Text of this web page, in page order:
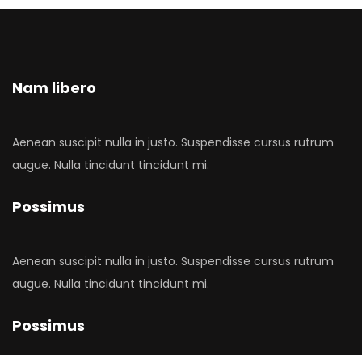
Nam libero
Aenean suscipit nulla in justo. Suspendisse cursus rutrum
augue. Nulla tincidunt tincidunt mi.
Possimus
Aenean suscipit nulla in justo. Suspendisse cursus rutrum
augue. Nulla tincidunt tincidunt mi.
Possimus